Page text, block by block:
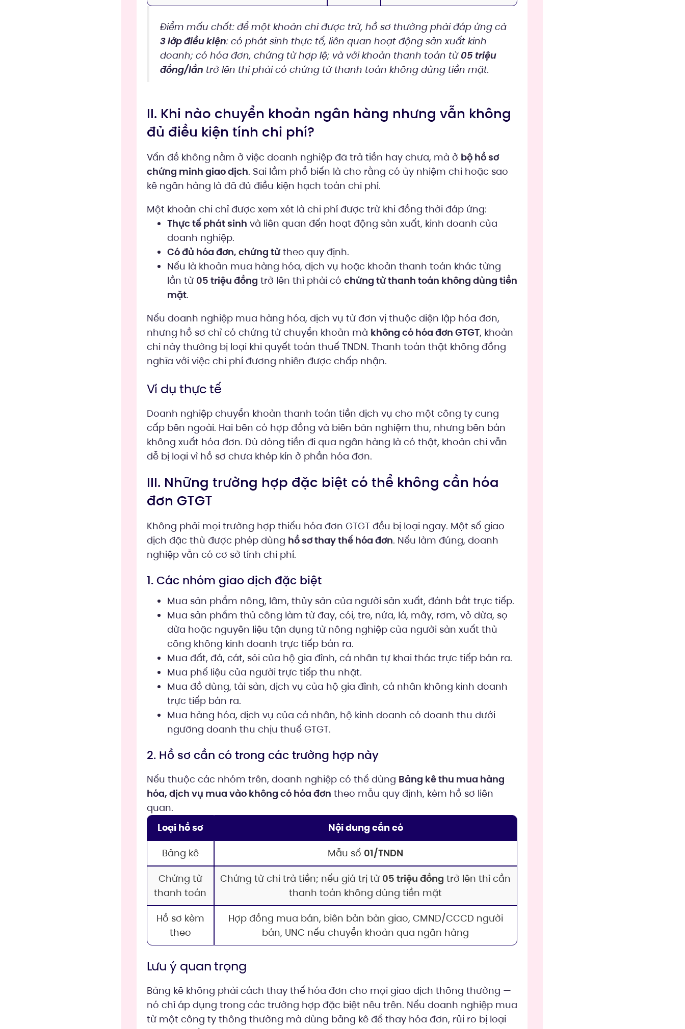
Điểm mấu chốt: để một khoản chi được trừ, hồ sơ thường phải đáp ứng cả
3 lớp điều kiện: có phát sinh thực tế, liên quan hoạt động sản xuất kinh
doanh; có hóa đơn, chứng từ hợp lệ; và với khoản thanh toán từ 05 triệu
đồng/lầntrở lên thì phải có chứng từ thanh toán không dùng tiền mặt.
II. Khi nào chuyển khoản ngân hàng nhưng vẫn không
đủ điều kiện tính chi phí?
Vấn đề không nằm ở việc doanh nghiệp đã trả tiền hay chưa, mà ở bộ hồ sơ
chứng minh giao dịch. Sai lầm phổ biến là cho rằng có ủy nhiệm chi hoặc sao
kê ngân hàng là đã đủ điều kiện hạch toán chi phí.
Một khoản chi chỉ được xem xét là chi phí được trừ khi đồng thời đáp ứng:
Thực tế phát sinh và liên quan đến hoạt động sản xuất, kinh doanh của
doanh nghiệp.
Có đủ hóa đơn, chứng từtheo quy định.
Nếu là khoản mua hàng hóa, dịch vụ hoặc khoản thanh toán khác từng
lần từ 05 triệu đồng trở lên thì phải có chứng từ thanh toán không dùng tiền
mặt.
Nếu doanh nghiệp mua hàng hóa, dịch vụ từ đơn vị thuộc diện lập hóa đơn,
nhưng hồ sơ chỉ có chứng từ chuyển khoản mà không có hóa đơn GTGT, khoản
chi này thường bị loại khi quyết toán thuế TNDN. Thanh toán thật không đồng
nghĩa với việc chi phí đương nhiên được chấp nhận.
Ví dụ thực tế
Doanh nghiệp chuyển khoản thanh toán tiền dịch vụ cho một công ty cung
cấp bên ngoài. Hai bên có hợp đồng và biên bản nghiệm thu, nhưng bên bán
không xuất hóa đơn. Dù dòng tiền đi qua ngân hàng là có thật, khoản chi vẫn
dễ bị loại vì hồ sơ chưa khép kín ở phần hóa đơn.
III. Những trường hợp đặc biệt có thể không cần hóa
đơn GTGT
Không phải mọi trường hợp thiếu hóa đơn GTGT đều bị loại ngay. Một số giao
dịch đặc thù được phép dùng hồ sơ thay thế hóa đơn. Nếu làm đúng, doanh
nghiệp vẫn có cơ sở tính chi phí.
1. Các nhóm giao dịch đặc biệt
Mua sản phẩm nông, lâm, thủy sản của người sản xuất, đánh bắt trực tiếp.
Mua sản phẩm thủ công làm từ đay, cói, tre, nứa, lá, mây, rơm, vỏ dừa, sọ
dừa hoặc nguyên liệu tận dụng từ nông nghiệp của người sản xuất thủ
công không kinh doanh trực tiếp bán ra.
Mua đất, đá, cát, sỏi của hộ gia đình, cá nhân tự khai thác trực tiếp bán ra.
Mua phế liệu của người trực tiếp thu nhặt.
Mua đồ dùng, tài sản, dịch vụ của hộ gia đình, cá nhân không kinh doanh
trực tiếp bán ra.
Mua hàng hóa, dịch vụ của cá nhân, hộ kinh doanh có doanh thu dưới
ngưỡng doanh thu chịu thuế GTGT.
2. Hồ sơ cần có trong các trường hợp này
Nếu thuộc các nhóm trên, doanh nghiệp có thể dùng Bảng kê thu mua hàng
hóa, dịch vụ mua vào không có hóa đơn theo mẫu quy định, kèm hồ sơ liên
quan.
Loại hồ sơ
Nội dung cần có
Bảng kê
Mẫu số 01/TNDN
Chứng từ
thanh toán
Chứng từ chi trả tiền; nếu giá trị từ 05 triệu đồng trở lên thì cần
thanh toán không dùng tiền mặt
Hồ sơ kèm
theo
Hợp đồng mua bán, biên bản bàn giao, CMND/CCCD người
bán, UNC nếu chuyển khoản qua ngân hàng
Lưu ý quan trọng
Bảng kê không phải cách thay thế hóa đơn cho mọi giao dịch thông thường —
nó chỉ áp dụng trong các trường hợp đặc biệt nêu trên. Nếu doanh nghiệp mua
từ một công ty thông thường mà dùng bảng kê để thay hóa đơn, rủi ro bị loại